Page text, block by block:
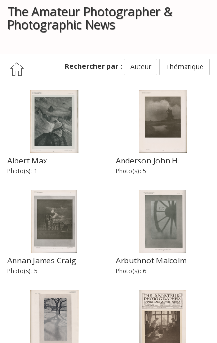
The Amateur Photographer &
Photographic News
Rechercher par : Auteur Thématique
Albert Max
Photo(s) : 1
Anderson John H.
Photo(s) : 5
Annan James Craig
Photo(s) : 5
Arbuthnot Malcolm
Photo(s) : 6